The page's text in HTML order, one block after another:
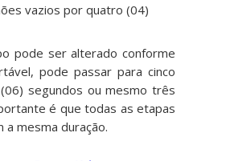
vazios por quatro (04)
pode ser alterado conforme
pode passar para cinco
segundos ou mesmo três
é que todas as etapas
a mesma duração.